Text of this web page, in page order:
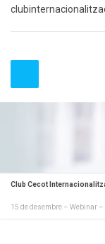
Club Cecot
15 de desembre – Webinar –